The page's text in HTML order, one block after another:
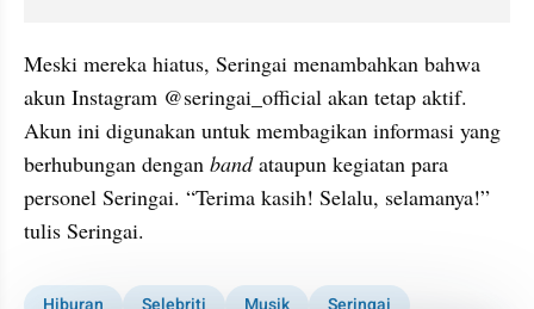
Meski mereka hiatus, Seringai menambahkan bahwa
akun Instagram @seringai_official akan tetap aktif.
Akun ini digunakan untuk membagikan informasi yang
berhubungan dengan band ataupun kegiatan para
personel Seringai. “Terima kasih! Selalu, selamanya!”
tulis Seringai.